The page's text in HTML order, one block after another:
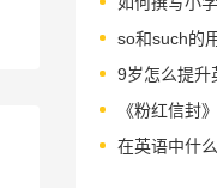
so和such的
9岁怎么提升
《粉红信封
在英语中什么